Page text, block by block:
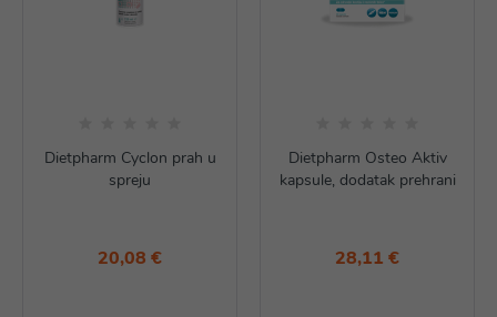
Dietpharm Cyclon prah u
spreju
20,08 €
Dietpharm Osteo Aktiv
kapsule, dodatak prehrani
28,11 €